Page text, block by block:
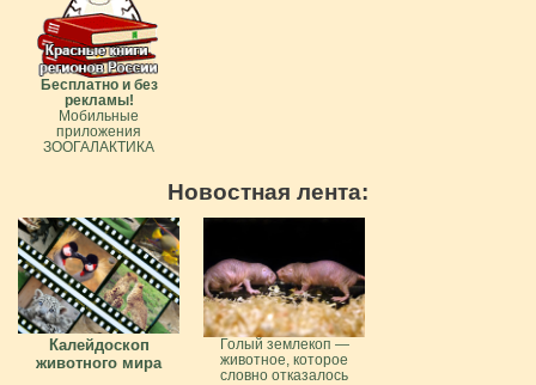
Бесплатно и без
рекламы!
Мобильные
приложения
ЗООГАЛАКТИКА
Новостная лента:
Калейдоскоп
животного мира
Голый землекоп —
животное, которое
словно отказалось